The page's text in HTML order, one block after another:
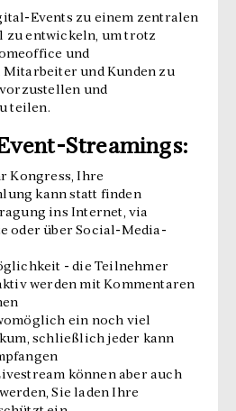
Events zu einem zentralen
entwickeln, um trotz
und
und Kunden zu
und
teilen.
Streamings:
Kongress, Ihre
kann statt finden
ins Internet, via
oder über Social-Media-
- die Teilnehmer
werden mit Kommentaren
ein noch viel
schließlich jeder kann
können aber auch
Sie laden Ihre